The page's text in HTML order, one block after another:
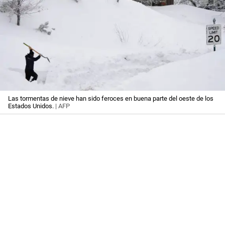
Las tormentas de nieve han sido feroces en buena parte del oeste de los
Estados Unidos. | AFP